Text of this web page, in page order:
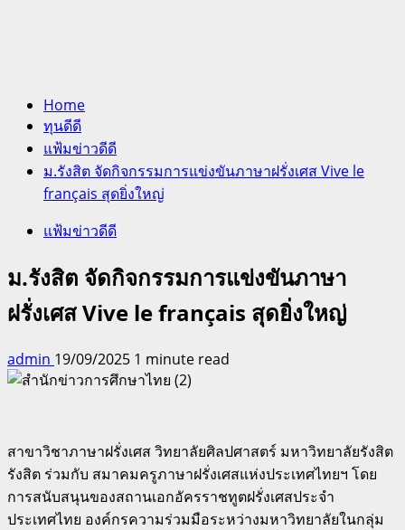
Home
ทุนดีดี
แฟ้มข่าวดีดี
ม.รังสิต จัดกิจกรรมการแข่งขันภาษาฝรั่งเศส Vive le
français สุดยิ่งใหญ่
แฟ้มข่าวดีดี
ม.รังสิต จัดกิจกรรมการแข่งขันภาษา
ฝรั่งเศส Vive le français สุดยิ่งใหญ่
admin 19/09/2025 1 minute read
สาขาวิชาภาษาฝรั่งเศส วิทยาลัยศิลปศาสตร์ มหาวิทยาลัยรังสิต
รังสิต ร่วมกับ สมาคมครูภาษาฝรั่งเศสแห่งประเทศไทยฯ โดย
การสนับสนุนของสถานเอกอัครราชทูตฝรั่งเศสประจำ
ประเทศไทย องค์กรความร่วมมือระหว่างมหาวิทยาลัยในกลุ่ม